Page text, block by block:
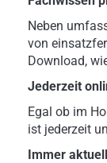
Neben
von
Download,
Jederzeit
Egal ob im
ist jederzeit
Immer aktuell